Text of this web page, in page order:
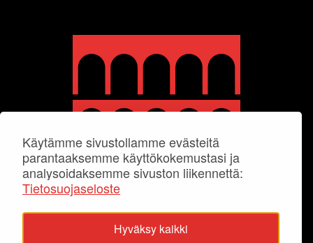
Käytämme sivustollamme evästeitä
parantaaksemme käyttökokemustasi ja
analysoidaksemme sivuston liikennettä:
Tietosuojaseloste
Hyväksy kaikki